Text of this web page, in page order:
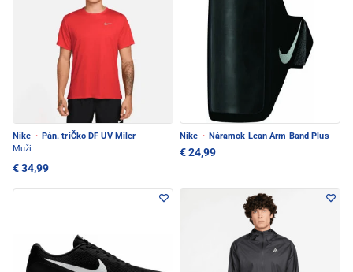
Nike · Pán. triČko DF UV Miler
Muži
€ 34,99
Nike · Náramok Lean Arm Band Plus
€ 24,99